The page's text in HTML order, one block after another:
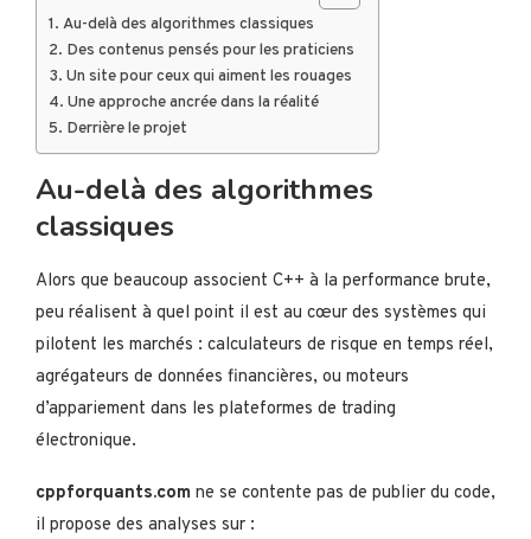
Au-delà des algorithmes classiques
Des contenus pensés pour les praticiens
Un site pour ceux qui aiment les rouages
Une approche ancrée dans la réalité
Derrière le projet
Au-delà des algorithmes
classiques
Alors que beaucoup associent C++ à la performance brute,
peu réalisent à quel point il est au cœur des systèmes qui
pilotent les marchés : calculateurs de risque en temps réel,
agrégateurs de données financières, ou moteurs
d’appariement dans les plateformes de trading
électronique.
cppforquants.com ne se contente pas de publier du code,
il propose des analyses sur :